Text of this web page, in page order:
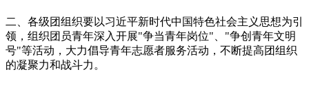
二、各级团组织要以习近平新时代中国特色社会主义思想为引
领，组织团员青年深入开展"争当青年岗位"、"争创青年文明
号"等活动，大力倡导青年志愿者服务活动，不断提高团组织
的凝聚力和战斗力。